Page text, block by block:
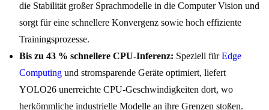
die Stabilität großer Sprachmodelle in die Computer Vision und
sorgt für eine schnellere Konvergenz sowie hoch effiziente
Trainingsprozesse.
Bis zu 43 % schnellere CPU-Inferenz: Speziell fürEdge
Computing und stromsparende Geräte optimiert, liefert
YOLO26 unerreichte CPU-Geschwindigkeiten dort, wo
herkömmliche industrielle Modelle an ihre Grenzen stoßen.